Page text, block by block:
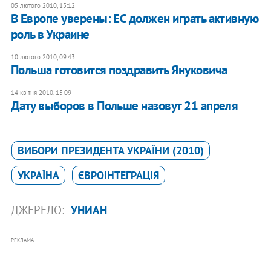
05 лютого 2010, 15:12
В Европе уверены: ЕС должен играть активную
роль в Украине
10 лютого 2010, 09:43
Польша готовится поздравить Януковича
14 квітня 2010, 15:09
Дату выборов в Польше назовут 21 апреля
ВИБОРИ ПРЕЗИДЕНТА УКРАЇНИ (2010)
УКРАЇНА
ЄВРОІНТЕГРАЦІЯ
ДЖЕРЕЛО: УНИАН
РЕКЛАМА